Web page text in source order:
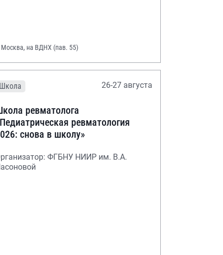
Москва, на ВДНХ (пав. 55)
Школа 26-27 августа
ревматолога
ревматология
снова в школу»
ФГБНУ НИИР им. В.А.